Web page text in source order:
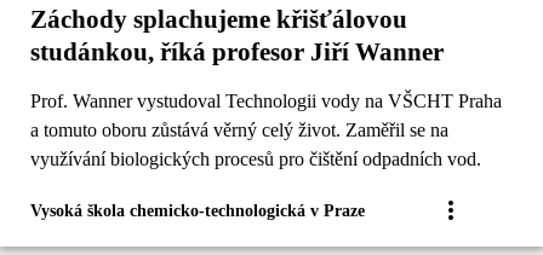
Záchody splachujeme křišťálovou
studánkou, říká profesor Jiří Wanner
Prof. Wanner vystudoval Technologii vody na VŠCHT Praha
a tomuto oboru zůstává věrný celý život. Zaměřil se na
využívání biologických procesů pro čištění odpadních vod.
Vysoká škola chemicko-technologická v Praze